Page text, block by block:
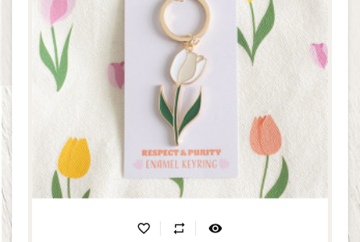
favorite_border repeat visibility